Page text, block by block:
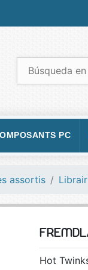
PORTABLES
PC
MÈRE
SON
assortis
Hot